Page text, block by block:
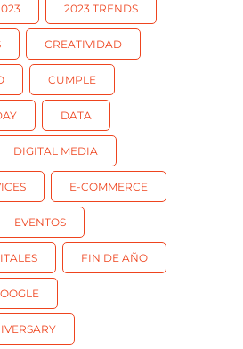
2023 TRENDS
CREATIVIDAD
CUMPLE
DATA
DIGITAL MEDIA
E-COMMERCE
EVENTOS
FIN DE AÑO